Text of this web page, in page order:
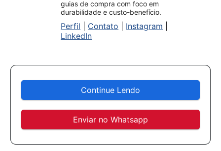
guias de compra com foco em
durabilidade e custo-benefício.
Perfil Contato Instagram
LinkedIn
Continue Lendo
Enviar no Whatsapp